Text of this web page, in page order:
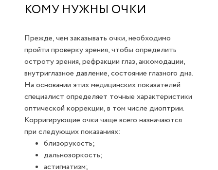
КОМУ НУЖНЫ ОЧКИ
Прежде, чем заказывать очки, необходимо
пройти проверку зрения, чтобы определить
остроту зрения, рефракции глаз, аккомодации,
внутриглазное давление, состояние глазного дна.
На основании этих медицинских показателей
специалист определяет точные характеристики
оптической коррекции, в том числе диоптрии.
Корригирующие очки чаще всего назначаются
при следующих показаниях:
близорукость;
дальнозоркость;
астигматизм;